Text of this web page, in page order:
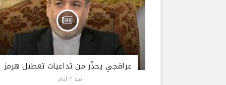
عراقجي يحذّر من تداعيات تعطيل هرمز
منذ 7 أيام